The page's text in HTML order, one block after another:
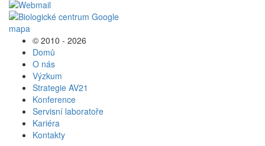
© 2010 - 2026
Domů
O nás
Výzkum
Strategie AV21
Konference
Servisní laboratoře
Kariéra
Kontakty